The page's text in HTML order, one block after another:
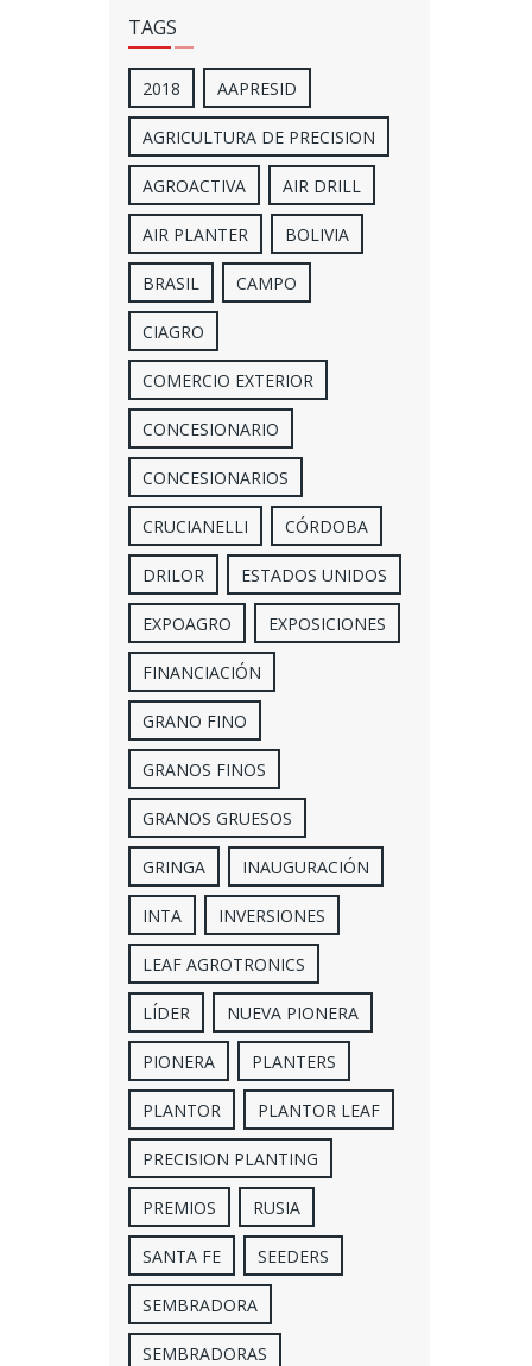
TAGS
2018 AAPRESID
AGRICULTURA DE PRECISION
AGROACTIVA AIR DRILL
AIR PLANTER BOLIVIA
BRASIL CAMPO
CIAGRO
COMERCIO EXTERIOR
CONCESIONARIO
CONCESIONARIOS
CRUCIANELLI CÓRDOBA
DRILOR ESTADOS UNIDOS
EXPOAGRO EXPOSICIONES
FINANCIACIÓN
GRANO FINO
GRANOS FINOS
GRANOS GRUESOS
GRINGA INAUGURACIÓN
INTA INVERSIONES
LEAF AGROTRONICS
LÍDER NUEVA PIONERA
PIONERA PLANTERS
PLANTOR PLANTOR LEAF
PRECISION PLANTING
PREMIOS RUSIA
SANTA FE SEEDERS
SEMBRADORA
SEMBRADORAS